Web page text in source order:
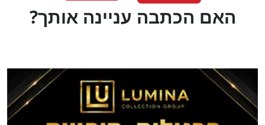
?האם הכתבה עניינה אותך